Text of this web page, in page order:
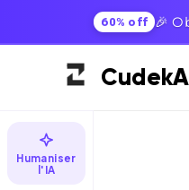
60% off 🎉
Cudek
Humaniser
l'IA